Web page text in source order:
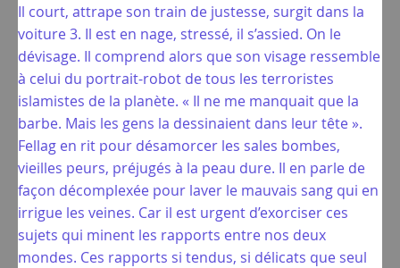
Il court, attrape son train de justesse, surgit dans la
voiture 3. Il est en nage, stressé, il s’assied. On le
dévisage. Il comprend alors que son visage ressemble
à celui du portrait-robot de tous les terroristes
islamistes de la planète. « Il ne me manquait que la
barbe. Mais les gens la dessinaient dans leur tête ».
Fellag en rit pour désamorcer les sales bombes,
vieilles peurs, préjugés à la peau dure. Il en parle de
façon décomplexée pour laver le mauvais sang qui en
irrigue les veines. Car il est urgent d’exorciser ces
sujets qui minent les rapports entre nos deux
mondes. Ces rapports si tendus, si délicats que seul